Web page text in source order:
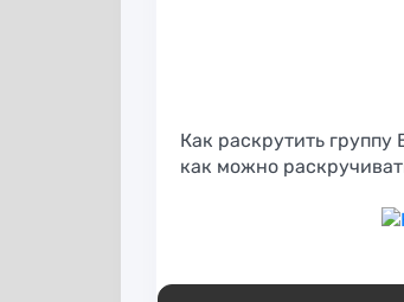
Как раскрутить группу
как можно